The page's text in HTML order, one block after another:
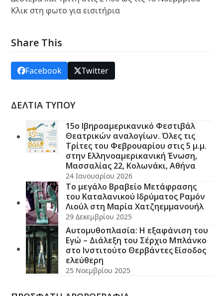
Κλικ στη φωτο για εισιτήρια
Share This
Facebook Twitter
ΔΕΛΤΙΑ ΤΥΠΟΥ
15ο Ιβηροαμερικανικό Φεστιβάλ
Θεατρικών αναλογίων. Όλες τις
Τρίτες του Φεβρουαρίου στις 5 μ.μ.
στην Ελληνοαμερικανική Ένωση,
Μασσαλίας 22, Κολωνάκι, Αθήνα
24 Ιανουαρίου 2026
Το μεγάλο Βραβείο Μετάφρασης
του Καταλανικού Ιδρύματος Ραμόν
Λιούλ στη Μαρία Χατζηεμμανουήλ
29 Δεκεμβρίου 2025
Αυτομυθοπλασία: Η εξαφάνιση του
Εγώ – Διάλεξη του Σέρχιο Μπλάνκο
στο Ινστιτούτο Θερβάντες Είσοδος
ελεύθερη
25 Νοεμβρίου 2025